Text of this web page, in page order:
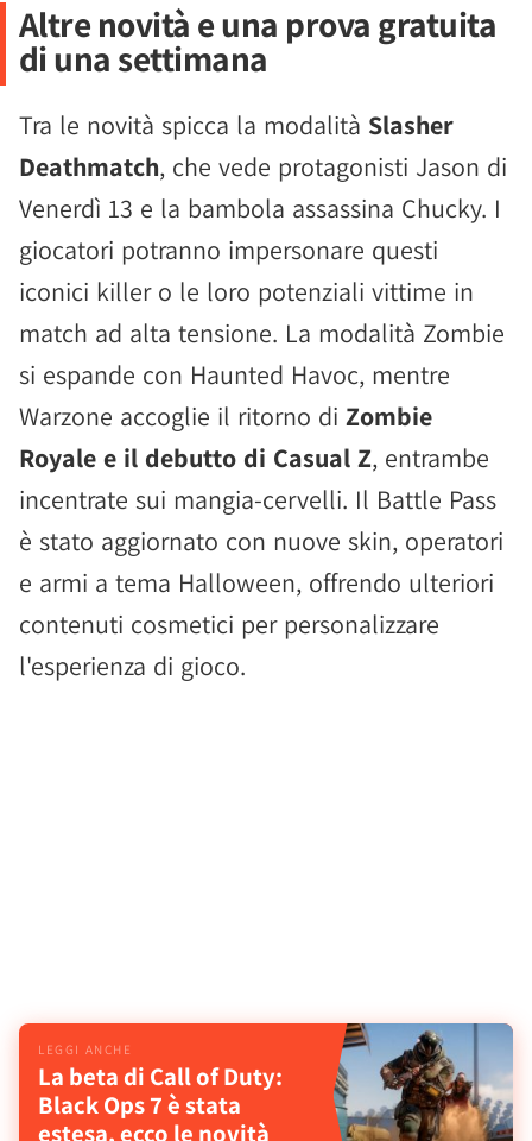
Altre novità e una prova gratuita
di una settimana
Tra le novità spicca la modalità Slasher
Deathmatch, che vede protagonisti Jason di
Venerdì 13 e la bambola assassina Chucky. I
giocatori potranno impersonare questi
iconici killer o le loro potenziali vittime in
match ad alta tensione. La modalità Zombie
si espande con Haunted Havoc, mentre
Warzone accoglie il ritorno di Zombie
Royale e il debutto di Casual Z, entrambe
incentrate sui mangia-cervelli. Il Battle Pass
è stato aggiornato con nuove skin, operatori
e armi a tema Halloween, offrendo ulteriori
contenuti cosmetici per personalizzare
l'esperienza di gioco.
La beta di Call of Duty:
Black Ops 7 è stata
estesa, ecco le novità